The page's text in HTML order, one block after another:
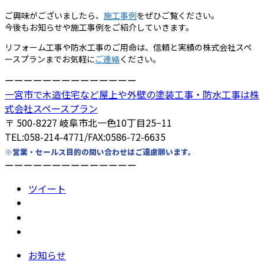
ご興味がございましたら、 施工事例をぜひご覧ください。
今後もお知らせや施工事例をご紹介していきます。
リフォーム工事や防水工事のご用命は、信頼と実績の株式会社スペ
ースプランまでお気軽にご連絡ください。
ーーーーーーーーーーーーーー
一宮市で木造住宅など屋上や外壁の塗装工事・防水工事は株
式会社スペースプラン
〒 500-8227 岐阜市北一色10丁目25−11
TEL:058-214-4771/FAX:0586-72-6635
※営業・セールス目的の問い合わせはご遠慮願います。
ーーーーーーーーーーーーーー
ツイート
お知らせ